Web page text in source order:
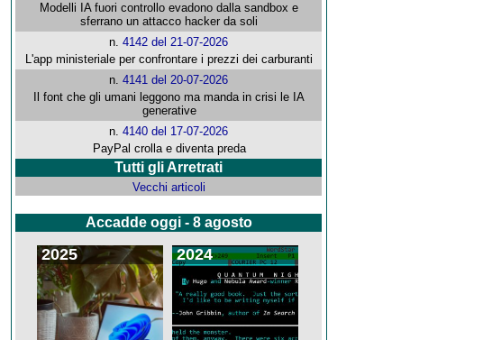
Modelli IA fuori controllo evadono dalla sandbox e
sferrano un attacco hacker da soli
n.4142 del 21-07-2026
L'app ministeriale per confrontare i prezzi dei carburanti
n.4141 del 20-07-2026
Il font che gli umani leggono ma manda in crisi le IA
generative
n.4140 del 17-07-2026
PayPal crolla e diventa preda
Tutti gli Arretrati
Vecchi articoli
Accadde oggi - 8 agosto
2025 2024